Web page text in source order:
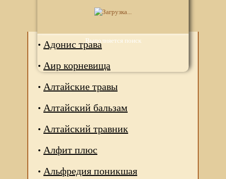
Выполняется поиск
Аналоги
Адонис трава
Аир корневища
Алтайские травы
Алтайский бальзам
Алтайский травник
Алфит плюс
Альфредия поникшая